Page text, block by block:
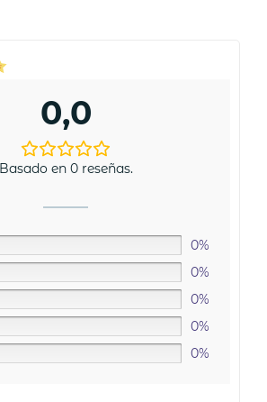
0,0
Basado en 0 reseñas.
0%
0%
0%
0%
0%